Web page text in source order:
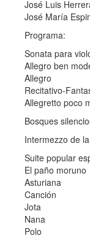
José Luis
José María
Programa:
Sonata para
Allegro ben
Allegro
Recitativo-
Allegretto poco
Bosques
Intermezzo de
Suite popular
El paño moruno
Asturiana
Canción
Jota
Nana
Polo